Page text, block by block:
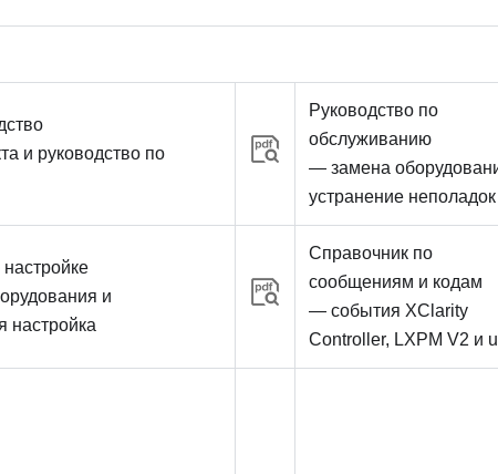
и руководство по
Руководство по
обслуживанию
— замена
устранение неполадок
и
настройка
Справочник по
сообщениям и кодам
— события XClarity
Controller, LXPM V2 и